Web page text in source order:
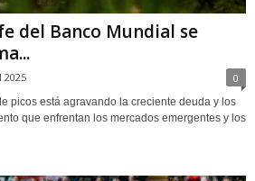
del Banco Mundial se
2025 0
picos está agravando la creciente deuda y los
que enfrentan los mercados emergentes y los